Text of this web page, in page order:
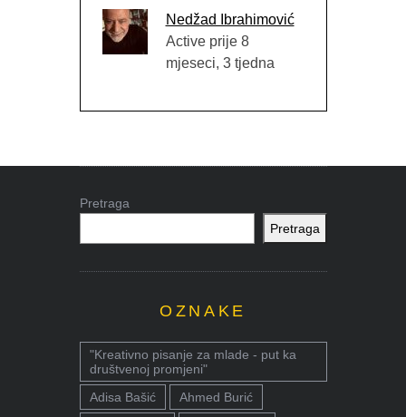
Nedžad Ibrahimović
Active prije 8
mjeseci, 3 tjedna
Pretraga
Pretraga
OZNAKE
"Kreativno pisanje za mlade - put ka
društvenoj promjeni"
Adisa Bašić
Ahmed Burić